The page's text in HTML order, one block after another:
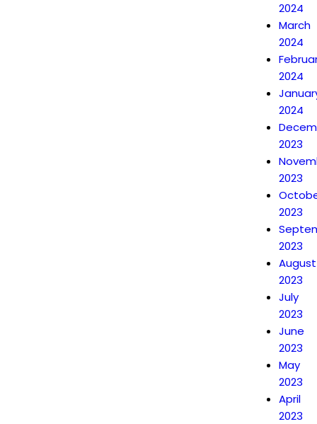
2024
March
2024
2024
2024
2023
2023
2023
2023
August
2023
July
2023
June
2023
May
2023
April
2023